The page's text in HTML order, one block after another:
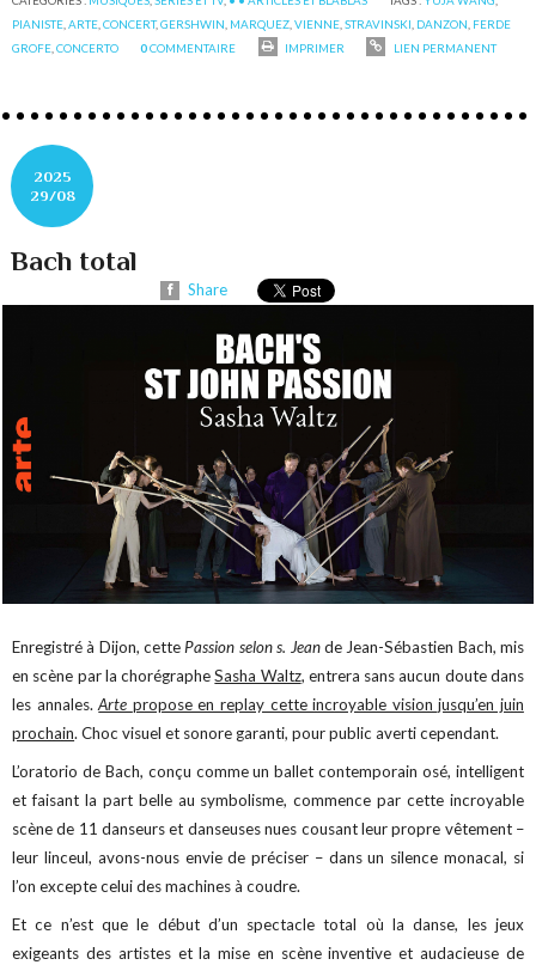
PIANISTE ,ARTE ,CONCERT,GERSHWIN MARQUEZ ,VIENNE ,STRAVINSKI DANZON FERDE
GROFE ,CONCERTO 0COMMENTAIRE IMPRIMER LIEN PERMANENT
2025
29/08
Bach total
Share
Enregistré à Dijon, cettePassion selon s. Jeande Jean-Sébastien Bach, mis
en scène par la chorégrapheSasha Waltz, entrera sans aucun doute dans
les annales.Arte propose en replay cette incroyable vision jusqu’en juin
prochain. Choc visuel et sonore garanti, pour public averti cependant.
L’oratorio de Bach, conçu comme un ballet contemporain osé, intelligent
et faisant la part belle au symbolisme, commence par cette incroyable
scène de 11 danseurs et danseuses nues cousant leur propre vêtement –
leur linceul, avons-nous envie de préciser – dans un silence monacal, si
l’on excepte celui des machines à coudre.
Et ce n’est que le début d’un spectacle total où la danse, les jeux
exigeants des artistes et la mise en scène inventive et audacieuse de